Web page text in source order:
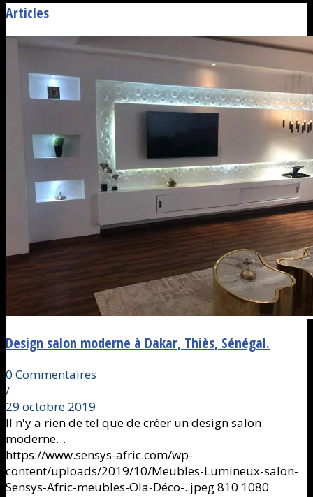
Articles
Design salon moderne à Dakar, Thiès, Sénégal.
0 Commentaires
/
29 octobre 2019
Il n'y a rien de tel que de créer un design salon
moderne…
https://www.sensys-afric.com/wp-
content/uploads/2019/10/Meubles-Lumineux-salon-
Sensys-Afric-meubles-Ola-Déco-..jpeg810 1080